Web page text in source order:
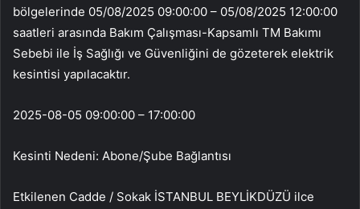
bölgelerinde 05/08/2025 09:00:00 – 05/08/2025 12:00:00
saatleri arasında Bakım Çalışması-Kapsamlı TM Bakımı
Sebebi ile İş Sağlığı ve Güvenliğini de gözeterek elektrik
kesintisi yapılacaktır.
2025-08-05 09:00:00 – 17:00:00
Kesinti Nedeni: Abone/Şube Bağlantısı
Etkilenen Cadde / Sokak İSTANBUL BEYLİKDÜZÜ ilce